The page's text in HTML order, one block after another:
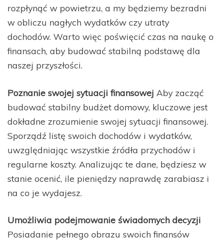
rozpłynąć w powietrzu, a my będziemy bezradni
w obliczu nagłych wydatków czy utraty
dochodów. Warto więc poświęcić czas na naukę o
finansach, aby budować stabilną podstawę dla
naszej przyszłości.
Poznanie swojej sytuacji finansowej Aby zacząć
budować stabilny budżet domowy, kluczowe jest
dokładne zrozumienie swojej sytuacji finansowej.
Sporządź listę swoich dochodów i wydatków,
uwzględniając wszystkie źródła przychodów i
regularne koszty. Analizując te dane, będziesz w
stanie ocenić, ile pieniędzy naprawdę zarabiasz i
na co je wydajesz.
Umożliwia podejmowanie świadomych decyzji
Posiadanie pełnego obrazu swoich finansów